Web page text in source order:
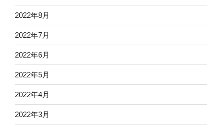
2022年8月
2022年7月
2022年6月
2022年5月
2022年4月
2022年3月